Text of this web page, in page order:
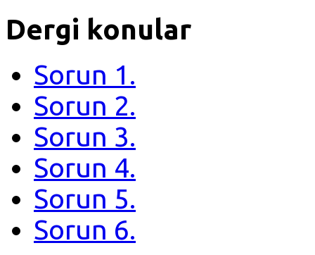
Dergi konular
Sorun 1.
Sorun 2.
Sorun 3.
Sorun 4.
Sorun 5.
Sorun 6.